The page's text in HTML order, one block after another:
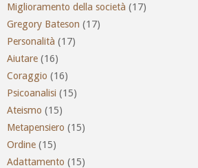
Miglioramento della società (17)
Gregory Bateson (17)
Personalità (17)
Aiutare (16)
Coraggio (16)
Psicoanalisi (15)
Ateismo (15)
Metapensiero (15)
Ordine (15)
Adattamento (15)